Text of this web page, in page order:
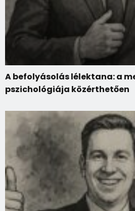
A befolyásolás lélektana: a
pszichológiája közérthetően